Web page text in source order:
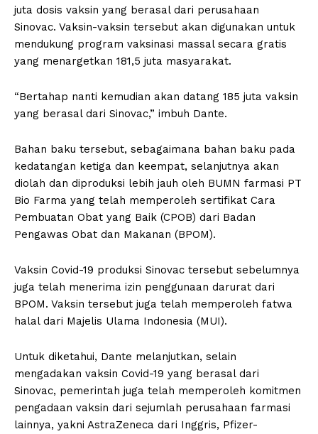
juta dosis vaksin yang berasal dari perusahaan
Sinovac. Vaksin-vaksin tersebut akan digunakan untuk
mendukung program vaksinasi massal secara gratis
yang menargetkan 181,5 juta masyarakat.
“Bertahap nanti kemudian akan datang 185 juta vaksin
yang berasal dari Sinovac,” imbuh Dante.
Bahan baku tersebut, sebagaimana bahan baku pada
kedatangan ketiga dan keempat, selanjutnya akan
diolah dan diproduksi lebih jauh oleh BUMN farmasi PT
Bio Farma yang telah memperoleh sertifikat Cara
Pembuatan Obat yang Baik (CPOB) dari Badan
Pengawas Obat dan Makanan (BPOM).
Vaksin Covid-19 produksi Sinovac tersebut sebelumnya
juga telah menerima izin penggunaan darurat dari
BPOM. Vaksin tersebut juga telah memperoleh fatwa
halal dari Majelis Ulama Indonesia (MUI).
Untuk diketahui, Dante melanjutkan, selain
mengadakan vaksin Covid-19 yang berasal dari
Sinovac, pemerintah juga telah memperoleh komitmen
pengadaan vaksin dari sejumlah perusahaan farmasi
lainnya, yakni AstraZeneca dari Inggris, Pfizer-